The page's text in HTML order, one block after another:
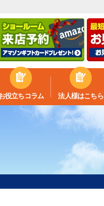
役立ちコラム 法人様はこちら